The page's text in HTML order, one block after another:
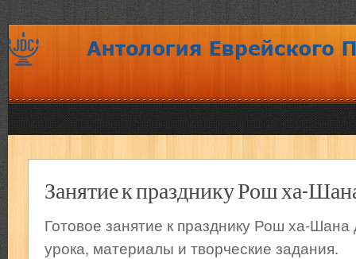
Занятие к празднику Рош ха-
Готовое занятие к празднику Рош ха-
урока, материалы и творческие задания.